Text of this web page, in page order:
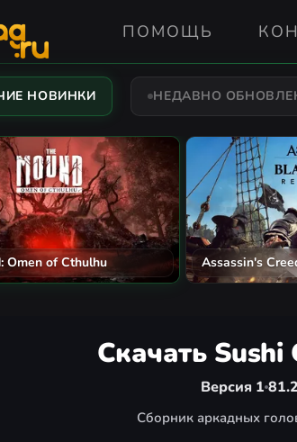
ПОМОЩЬ
НОВИНКИ НЕДАВНО
Omen of Cthulhu Assassin's
Скачать
Версия 1
Сборник аркадных